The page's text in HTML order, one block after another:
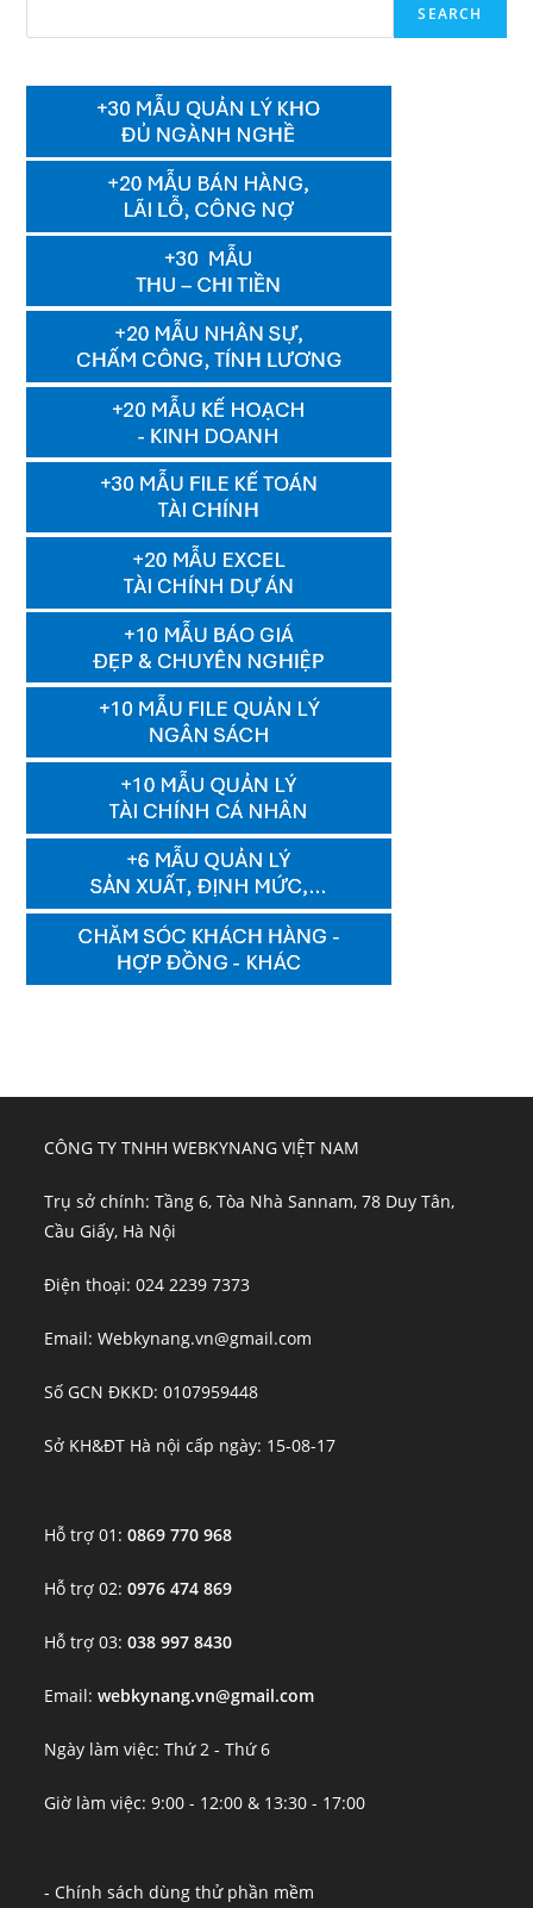
SEARCH
CÔNG TY TNHH WEBKYNANG VIỆT NAM
Trụ sở chính: Tầng 6, Tòa Nhà Sannam, 78 Duy Tân,
Cầu Giấy, Hà Nội
Điện thoại: 024 2239 7373
Email: Webkynang.vn@gmail.com
Số GCN ĐKKD: 0107959448
Sở KH&ĐT Hà nội cấp ngày: 15-08-17
Hỗ trợ 01:0869 770 968
Hỗ trợ 02:0976 474 869
Hỗ trợ 03:038 997 8430
Email:webkynang.vn@gmail.com
Ngày làm việc: Thứ 2 - Thứ 6
Giờ làm việc: 9:00 - 12:00 & 13:30 - 17:00
- Chính sách dùng thử phần mềm